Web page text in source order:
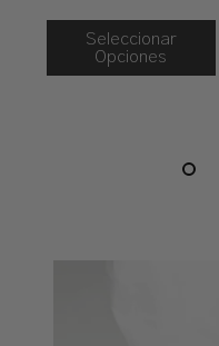
Seleccionar
Opciones